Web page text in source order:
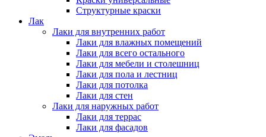
Структурные краски
Лак
Лаки для внутренних работ
Лаки для влажных помещений
Лаки для всего остального
Лаки для мебели и столешниц
Лаки для пола и лестниц
Лаки для потолка
Лаки для стен
Лаки для наружных работ
Лаки для террас
Лаки для фасадов